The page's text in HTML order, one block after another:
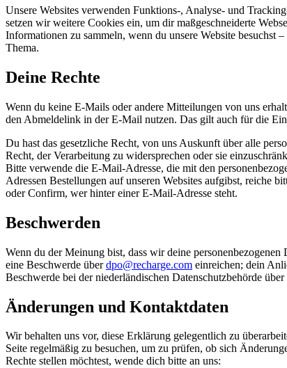
Unsere Websites verwenden Funktions-, Analyse- und
setzen wir weitere Cookies ein, um dir maßgeschneiderte
Informationen zu sammeln, wenn du unsere Website
Thema.
Deine Rechte
Wenn du keine E-Mails oder andere Mitteilungen von uns
den Abmeldelink in der E-Mail nutzen. Das gilt auch für die
Du hast das gesetzliche Recht, von uns Auskunft über alle
Recht, der Verarbeitung zu widersprechen oder sie
Bitte verwende die E-Mail-Adresse, die mit den
Adressen Bestellungen auf unseren Websites aufgibst, reiche
oder Confirm, wer hinter einer E-Mail-Adresse steht.
Beschwerden
Wenn du der Meinung bist, dass wir deine
eine Beschwerde überdpo@recharge.com einreichen; dein
Beschwerde bei der niederländischen Datenschutzbehörde
Änderungen und Kontaktdaten
Wir behalten uns vor, diese Erklärung gelegentlich zu
Seite regelmäßig zu besuchen, um zu prüfen, ob sich
Rechte stellen möchtest, wende dich bitte an uns: